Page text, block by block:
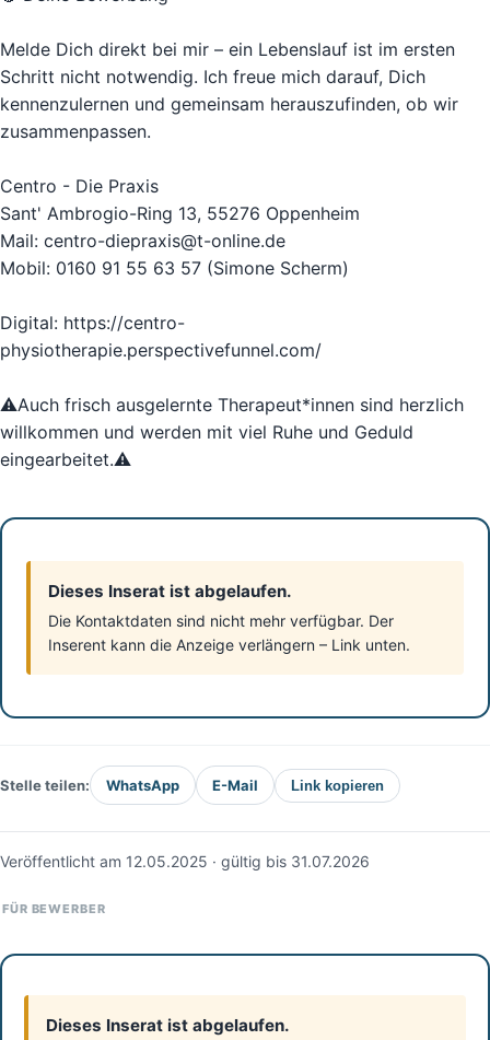
Melde Dich direkt bei mir – ein Lebenslauf ist im ersten
Schritt nicht notwendig. Ich freue mich darauf, Dich
kennenzulernen und gemeinsam herauszufinden, ob wir
zusammenpassen.
Centro - Die Praxis
Sant' Ambrogio-Ring 13, 55276 Oppenheim
Mail: centro-diepraxis@t-online.de
Mobil: 0160 91 55 63 57 (Simone Scherm)
Digital: https://centro-
physiotherapie.perspectivefunnel.com/
⚠️Auch frisch ausgelernte Therapeut*innen sind herzlich
willkommen und werden mit viel Ruhe und Geduld
eingearbeitet.⚠️
Dieses Inserat ist abgelaufen.
Die Kontaktdaten sind nicht mehr verfügbar. Der
Inserent kann die Anzeige verlängern – Link unten.
Stelle teilen: WhatsApp E-Mail Link kopieren
Veröffentlicht am 12.05.2025 · gültig bis 31.07.2026
FÜR BEWERBER
Dieses Inserat ist abgelaufen.